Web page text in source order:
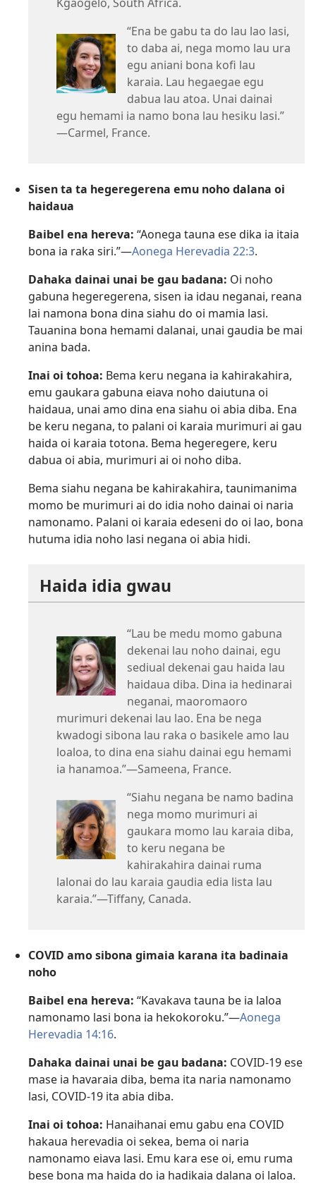
“Ena be gabu ta do lau lao lasi,
to daba ai, nega momo lau ura
egu aniani bona kofi lau
karaia. Lau hegaegae egu
dabua lau atoa. Unai dainai
egu hemami ia namo bona lau hesiku lasi.”​
—Carmel, France.
Sisen ta ta hegeregerena emu noho dalana oi
haidaua
Baibel ena hereva: “Aonega tauna ese dika ia itaia
bona ia raka siri.”​—Aonega Herevadia 22:3.
Dahaka dainai unai be gau badana: Oi noho
gabuna hegeregerena, sisen ia idau neganai, reana
lai namona bona dina siahu do oi mamia lasi.
Tauanina bona hemami dalanai, unai gaudia be mai
anina bada.
Inai oi tohoa: Bema keru negana ia kahirakahira,
emu gaukara gabuna eiava noho daiutuna oi
haidaua, unai amo dina ena siahu oi abia diba. Ena
be keru negana, to palani oi karaia murimuri ai gau
haida oi karaia totona. Bema hegeregere, keru
dabua oi abia, murimuri ai oi noho diba.
Bema siahu negana be kahirakahira, taunimanima
momo be murimuri ai do idia noho dainai oi naria
namonamo. Palani oi karaia edeseni do oi lao, bona
hutuma idia noho lasi negana oi abia hidi.
Haida idia gwau
“Lau be medu momo gabuna
dekenai lau noho dainai, egu
sediual dekenai gau haida lau
haidaua diba. Dina ia hedinarai
neganai, maoromaoro
murimuri dekenai lau lao. Ena be nega
kwadogi sibona lau raka o basikele amo lau
loaloa, to dina ena siahu dainai egu hemami
ia hanamoa.”​—Sameena, France.
“Siahu negana be namo badina
nega momo murimuri ai
gaukara momo lau karaia diba,
to keru negana be
kahirakahira dainai ruma
lalonai do lau karaia gaudia edia lista lau
karaia.”​—Tiffany, Canada.
COVID amo sibona gimaia karana ita badinaia
noho
Baibel ena hereva: “Kavakava tauna be ia laloa
namonamo lasi bona ia hekokoroku.”​—Aonega
Herevadia 14:16.
Dahaka dainai unai be gau badana: COVID-19 ese
mase ia havaraia diba, bema ita naria namonamo
lasi, COVID-19 ita abia diba.
Inai oi tohoa: Hanaihanai emu gabu ena COVID
hakaua herevadia oi sekea, bema oi naria
namonamo eiava lasi. Emu kara ese oi, emu ruma
bese bona ma haida do ia hadikaia dalana oi laloa.